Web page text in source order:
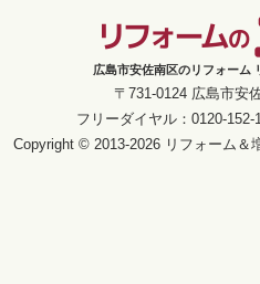
広島市安佐南区のリフォーム
〒731-0124 広島市安
フリーダイヤル：0120-
Copyright © 2013-2026 リフォーム＆